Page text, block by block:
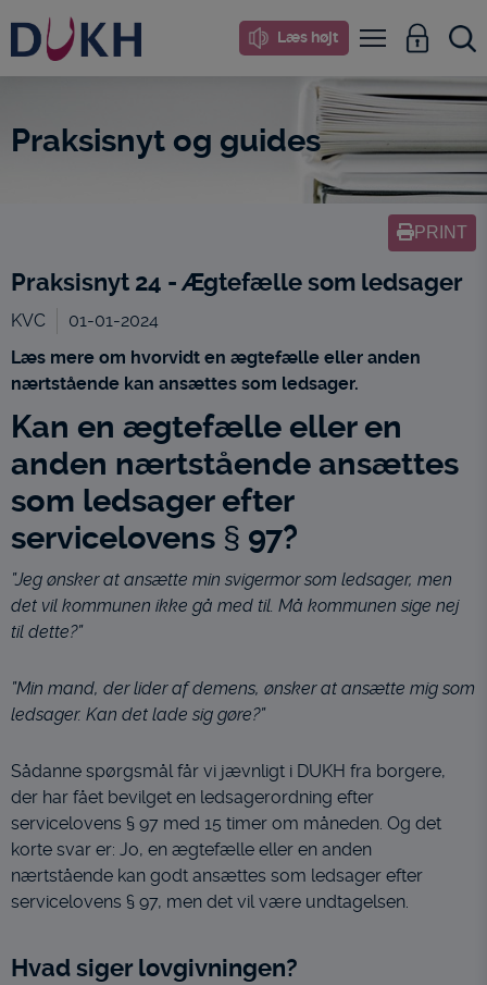
Læs højt
dette
site
Praksisnyt og guides
Praksisnyt 24 - Ægtefælle som ledsager
KVC
01-01-2024
Læs mere om hvorvidt en ægtefælle eller anden
nærtstående kan ansættes som ledsager.
Kan en ægtefælle eller en
anden nærtstående ansættes
som ledsager efter
servicelovens § 97?
”Jeg ønsker at ansætte min svigermor som ledsager, men
det vil kommunen ikke gå med til. Må kommunen sige nej
til dette?”
”Min mand, der lider af demens, ønsker at ansætte mig som
ledsager. Kan det lade sig gøre?”
Sådanne spørgsmål får vi jævnligt i DUKH fra borgere,
der har fået bevilget en ledsagerordning efter
servicelovens § 97 med 15 timer om måneden. Og det
korte svar er: Jo, en ægtefælle eller en anden
nærtstående kan godt ansættes som ledsager efter
servicelovens § 97, men det vil være undtagelsen.
Hvad siger lovgivningen?
PRINT